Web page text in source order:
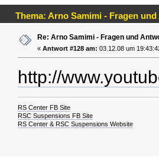
Thema: Arno Samimi - Fragen
Re: Arno Samimi - Fragen und
« Antwort #128 am: 03.12.08 um
http://
RS Center FB Site
RSC Suspensions FB Site
RS Center & RSC Suspensions Website